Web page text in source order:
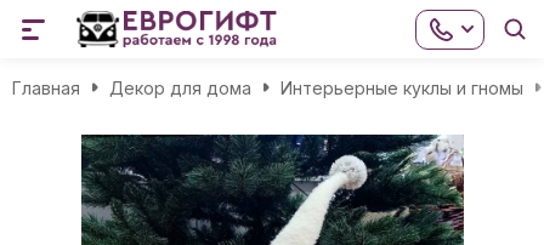
Главная Декор для дома Интерьерные куклы и гномы